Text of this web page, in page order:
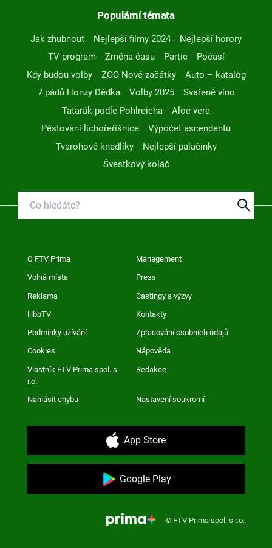
Populární témata
Jak zhubnout Nejlepší filmy 2024
Nejlepší horory
TV program
Změna času Partie
Počasí
Kdy budou volby
ZOO Nové začátky
Auto – katalog
7 pádů Honzy Dědka
Volby 2025
Svařené víno
Tatarák podle Pohlreicha
Aloe vera
Pěstování lichořeřišnice
Výpočet ascendentu
Tvarohové knedlíky
Nejlepší palačinky
Švestkový koláč
O FTV Prima Management
Volná místa Press
Reklama Castingy a výzvy
HbbTV Kontakty
Podmínky užívání Zpracování osobních údajů
Cookies Nápověda
Vlastník FTV Prima spol. s
r.o.
Redakce
Nahlásit chybu Nastavení soukromí
App Store
Google Play
© FTV Prima spol. s r.o.